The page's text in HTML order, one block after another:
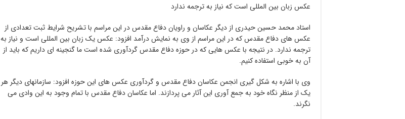
عکس زبان بین المللی است که نیاز به ترجمه ندارد
استاد محمد حسین حیدری از دیگر عکاسان و راویان دفاع مقدس در این مراسم با تشریح شرایط ثبت تعدادی از
عکس های دفاع مقدس که در این مراسم از وی به نمایش درآمد افزود: عکس یک زبان بین المللی است و نیاز به
ترجمه ندارد. در نتیجه با عکس هایی که در حوزه دفاع مقدس گردآوری شده است ما گنجینه ای داریم که باید از
آن به خوبی استفاده کنیم.
وی با اشاره به شکل گیری انجمن عکاسان دفاع مقدس و گردآوری عکس های این حوزه افزود: سازمانهای دیگر هر
یک از منظر نگاه خود به جمع آوری این آثار می پردازند. اما عکاسان دفاع مقدس با تمام وجود به این وادی می
نگرند.